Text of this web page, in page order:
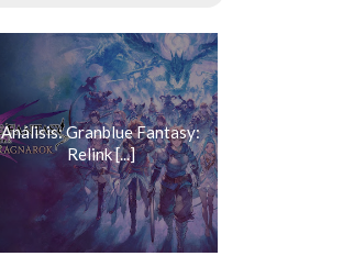
Análisis: Granblue Fantasy:
Relink [...]